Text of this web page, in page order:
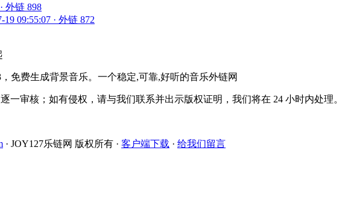
外链 898
19 09:55:07 · 外链 872
免费生成背景音乐。一个稳定,可靠,好听的音乐外链网
一审核；如有侵权，请与我们联系并出示版权证明，我们将在 24 小时内处理。
· JOY127乐链网 版权所有 · 客户端下载 · 给我们留言